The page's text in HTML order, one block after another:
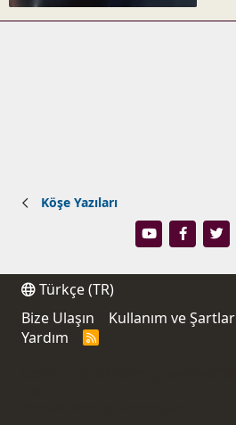
Köşe Yazıları
Türkçe (TR)
Bize Ulaşın
Kullanım ve Şartlar
Yardım
R